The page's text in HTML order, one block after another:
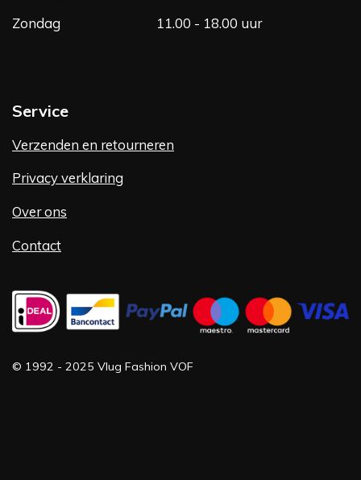
Zondag
11.00 - 18.00 uur
Service
Verzenden en retourneren
Privacy verklaring
Over ons
Contact
© 1992 - 2025 Vlug Fashion VOF